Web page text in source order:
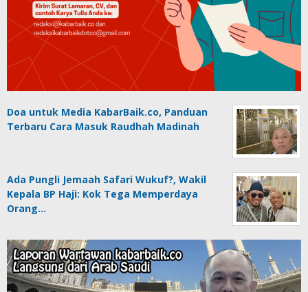
Doa untuk Media KabarBaik.co, Panduan
Terbaru Cara Masuk Raudhah Madinah
Ada Pungli Jemaah Safari Wukuf?, Wakil
Kepala BP Haji: Kok Tega Memperdaya
Orang…